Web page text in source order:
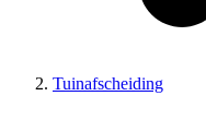
Tuinafscheiding